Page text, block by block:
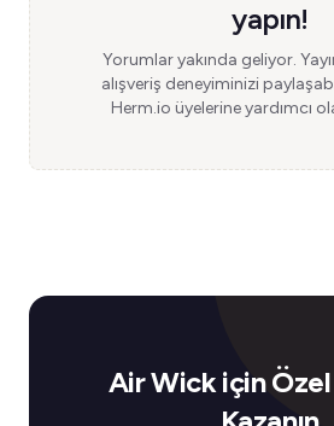
yapın!
Yorumlar yakında geliyor.
alışveriş deneyiminizi
Herm.io üyelerine yardımcı
Air Wick için